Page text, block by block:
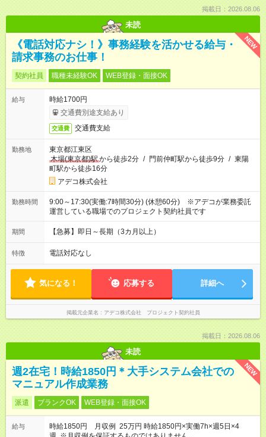
掲載日：2026.08.06
未読
NEW
《電話対応ナシ！》事務経験を活かせる給与・
請求事務のお仕事！
契約社員 職種未経験OK WEB登録・面接OK
給与
時給1700円
交通費別途支給あり
交通費 交通費支給
勤務地
東京都江東区
木場(東京都)駅から徒歩2分 / 門前仲町駅から徒歩9分 / 東陽
町駅から徒歩16分
アデコ株式会社
勤務時間
9:00～17:30(実働:7時間30分) (休憩60分) ※アデコが業務委託
運営している職場でのプロジェクト契約社員です
期間 【急募】即日～長期（3カ月以上）
特徴 電話対応なし
気になる！ 応募する 詳細へ
掲載元企業名 アデコ株式会社 プロジェクト契約社員
掲載日：2026.08.06
未読
NEW
週2在宅！時給1850円＊大手システム会社での
マニュアル作成業務
派遣 ブランクOK WEB登録・面接OK
給与
時給1850円 月収例 25万円 時給1850円×実働7h×週5日×4